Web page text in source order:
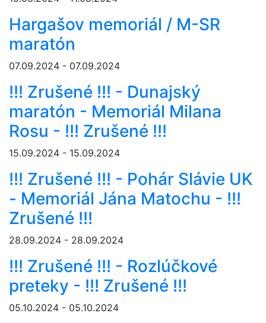
Hargašov memoriál / M-SR
maratón
07.09.2024 - 07.09.2024
!!! Zrušené !!! - Dunajský
maratón - Memoriál Milana
Rosu - !!! Zrušené !!!
15.09.2024 - 15.09.2024
!!! Zrušené !!! - Pohár Slávie UK
- Memoriál Jána Matochu - !!!
Zrušené !!!
28.09.2024 - 28.09.2024
!!! Zrušené !!! - Rozlúčkové
preteky - !!! Zrušené !!!
05.10.2024 - 05.10.2024